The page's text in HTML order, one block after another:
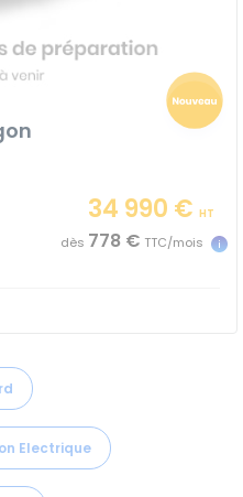
34 990 € HT
dès 778 € TTC/mois
Electrique